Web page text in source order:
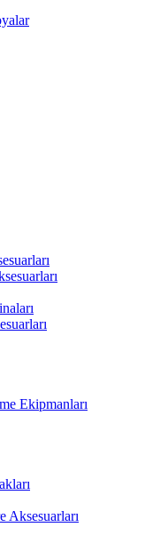
Ekipmanları
Aksesuarları